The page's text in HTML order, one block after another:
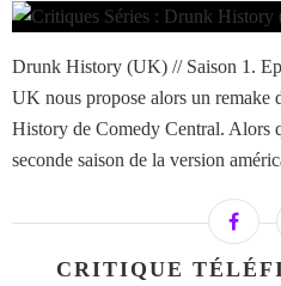
Drunk History (UK) // Saison 1.
UK nous propose alors un remake
History de Comedy Central. Alors
seconde saison de la version
CRITIQUE